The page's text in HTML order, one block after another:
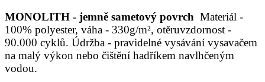
MONOLITH - jemně sametový povrch Materiál -
100% polyester, váha - 330g/m², otěruvzdornost -
90.000 cyklů. Údržba - pravidelné vysávání vysavačem
na malý výkon nebo čištění hadříkem navlhčeným
vodou.